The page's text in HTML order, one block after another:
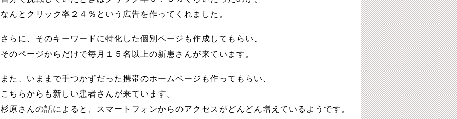
なんとクリック率２４％という広告を作ってくれました。
さらに、そのキーワードに特化した個別ページも作成してもらい、
そのページからだけで毎月１５名以上の新患さんが来ています。
また、いままで手つかずだった携帯のホームページも作ってもらい、
こちらからも新しい患者さんが来ています。
杉原さんの話によると、スマートフォンからのアクセスがどんどん増えているようです。